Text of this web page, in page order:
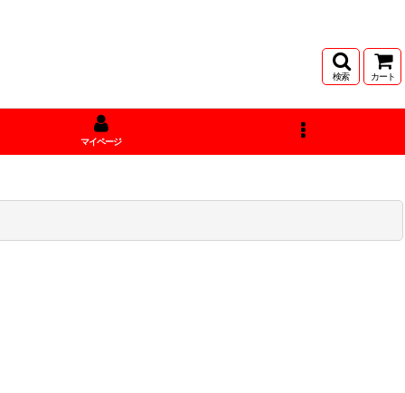
検索 カート
マイページ